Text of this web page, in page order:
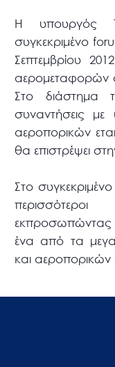
Η υπουργός
συγκεκριμένο
Σεπτεμβρίου
αερομεταφορών
Στο διάστημα
συναντήσεις
αεροπορικών
θα επιστρέψει
Στο
εκπροσωπώντας
ένα από τα
και αεροπορικών